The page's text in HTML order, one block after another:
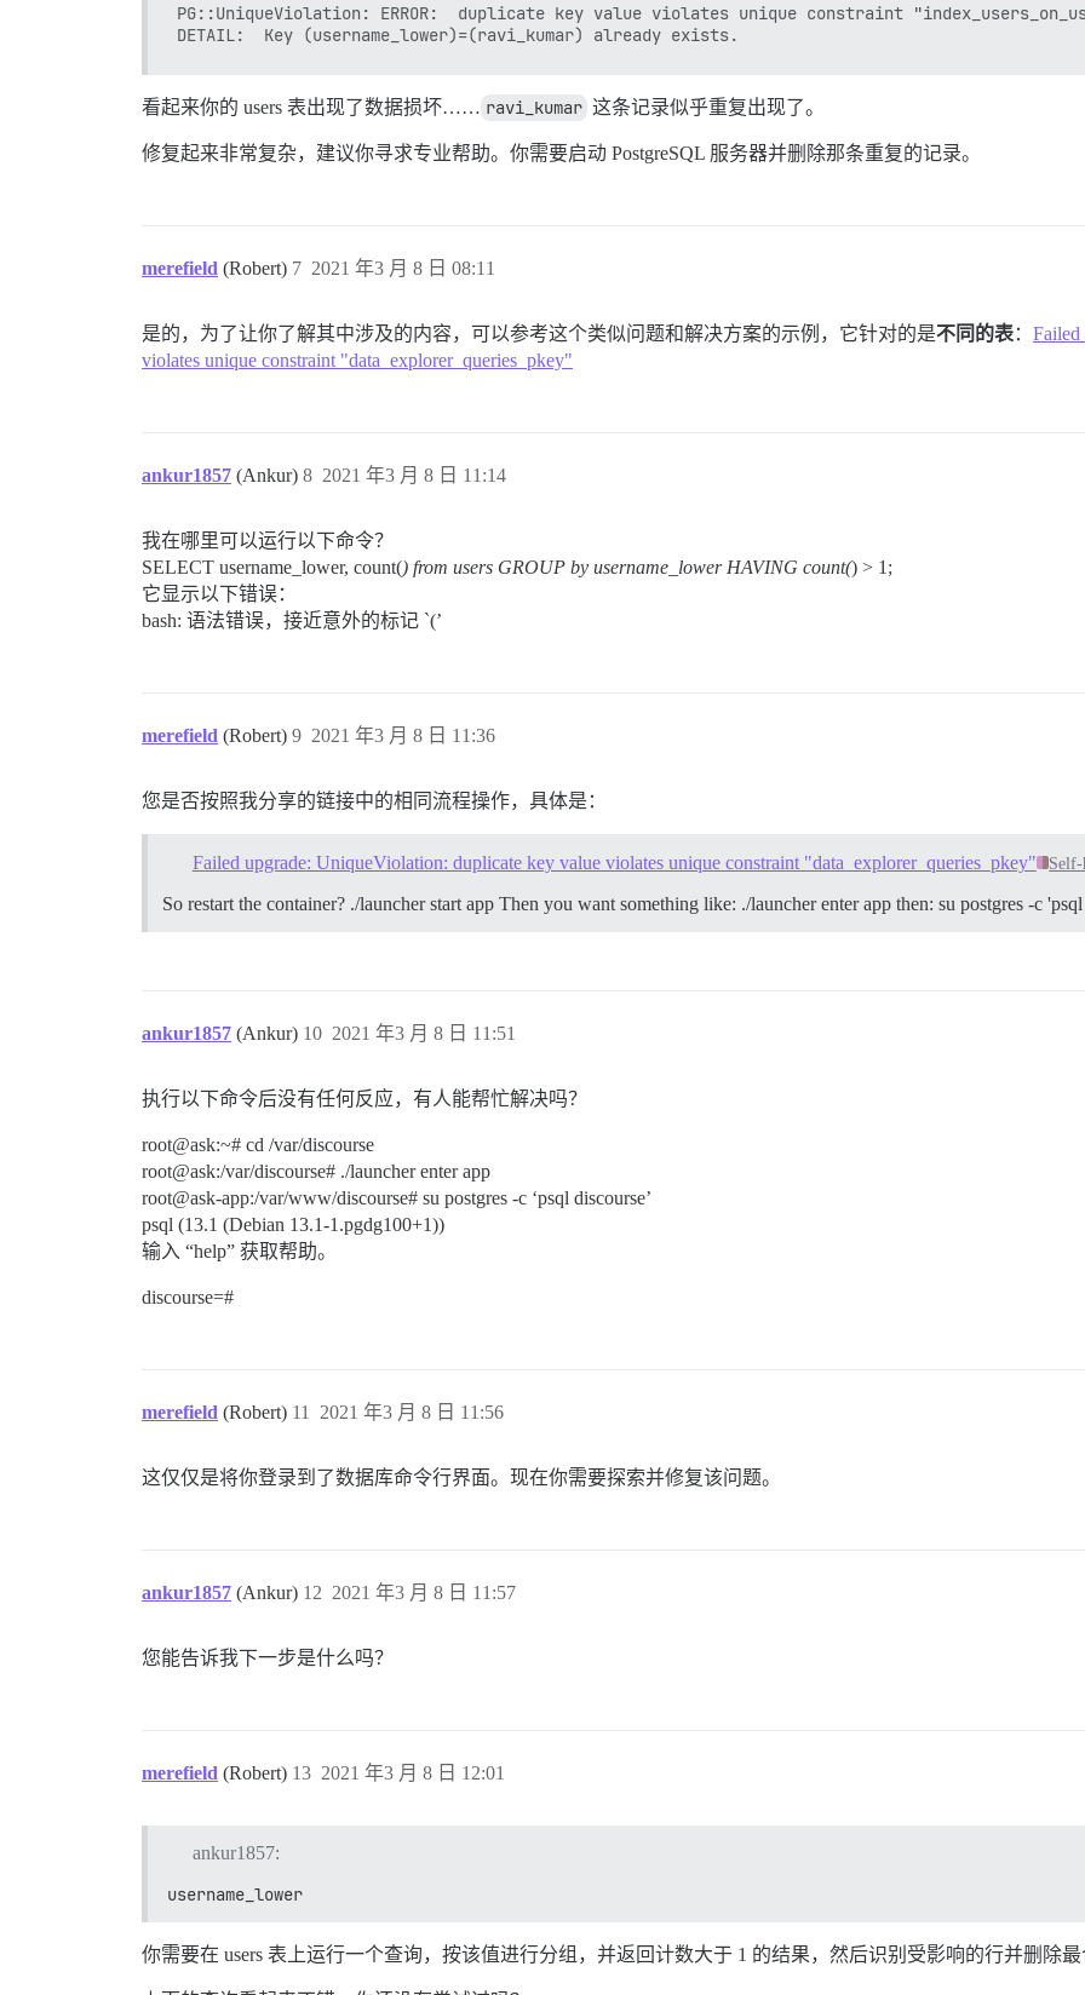
PG::UniqueViolation: ERROR:  duplicate key value violates unique constraint
看起来你的 users 表出现了数据损坏…… ravi_kumar 这条记录似乎重复出现了。
修复起来非常复杂，建议你寻求专业帮助。你需要启动 PostgreSQL 服务器并删除那条重复的记录。
merefield (Robert) 2021 年3 月 8 日 08:11
7
是的，为了让你了解其中涉及的内容，可以参考这个类似问题和解决方案的示例，它针对的是不同的表： Failed
violates unique constraint "data_explorer_queries_pkey"
ankur1857 (Ankur) 2021 年3 月 8 日 11:14
8
我在哪里可以运行以下命令？
SELECT username_lower, count() from users GROUP by username_lower HAVING count() > 1;
它显示以下错误：
bash: 语法错误，接近意外的标记 `(’
merefield (Robert) 2021 年3 月 8 日 11:36
9
您是否按照我分享的链接中的相同流程操作，具体是：
Failed upgrade: UniqueViolation: duplicate key value violates unique constraint "data_explorer_queries_pkey" Self-
So restart the container? ./launcher start app Then you want something like: ./launcher enter app then: su postgres -c
ankur1857 (Ankur) 2021 年3 月 8 日 11:51
10
执行以下命令后没有任何反应，有人能帮忙解决吗？
root@ask:~# cd /var/discourse
root@ask:/var/discourse# ./launcher enter app
root@ask-app:/var/www/discourse# su postgres -c ‘psql discourse’
psql (13.1 (Debian 13.1-1.pgdg100+1))
输入 “help” 获取帮助。
discourse=#
merefield (Robert) 2021 年3 月 8 日 11:56
11
这仅仅是将你登录到了数据库命令行界面。现在你需要探索并修复该问题。
ankur1857 (Ankur) 2021 年3 月 8 日 11:57
12
您能告诉我下一步是什么吗？
merefield (Robert) 2021 年3 月 8 日 12:01
13
ankur1857:
username_lower
你需要在 users 表上运行一个查询，按该值进行分组，并返回计数大于 1 的结果，然后识别受影响的行并删除最